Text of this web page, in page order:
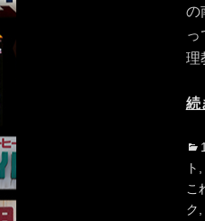
の
っ
理
続
ト
こ
ク